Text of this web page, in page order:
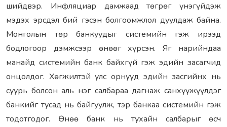
шийдвэр. Инфляциар дамжаад төгрөг үнэгүйдэж
мэдэх эрсдэл бий гэсэн болгоомжлол дуулдаж байна.
Монголын төр банкуудыг системийн гэж ирээд
бодлогоор дэмжсээр өнөөг хүрсэн. Яг нарийндаа
манайд системийн банк байхгүй гэж эдийн засагчид
онцолдог. Хөгжилтэй улс орнууд эдийн засгийнх нь
суурь болсон аль нэг салбараа дагнаж санхүүжүүлдэг
банкийг тусад нь байгуулж, тэр банкаа системийн гэж
тодотгодог. Өнөө банк нь тухайн салбарыг өсч